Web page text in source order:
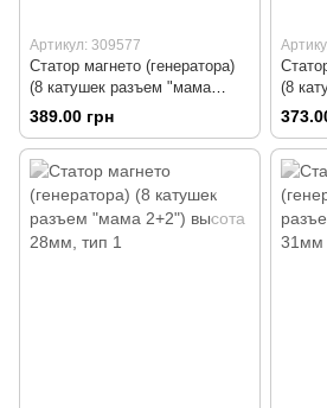
Артикул: 309577
Статор магнето (генератора)
(8 катушек разъем "мама
2+2") высота 31мм
389.00 грн
(8
2+2")